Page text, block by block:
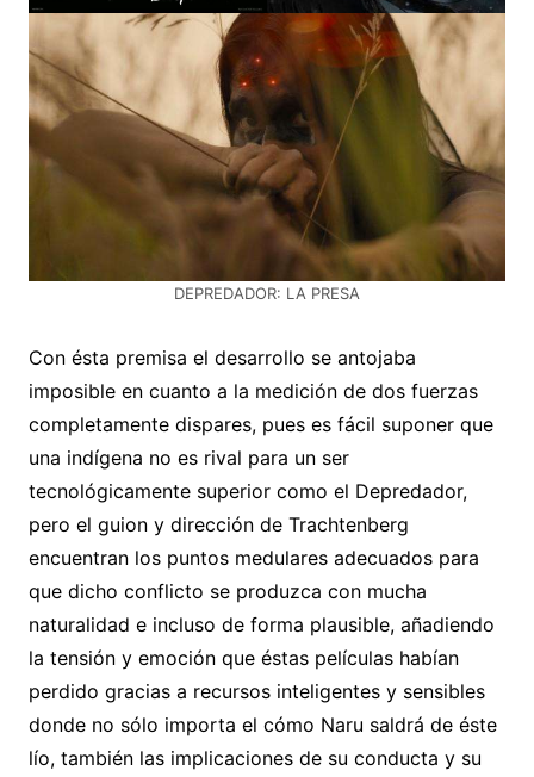
DEPREDADOR: LA PRESA
Con ésta premisa el desarrollo se antojaba
imposible en cuanto a la medición de dos fuerzas
completamente dispares, pues es fácil suponer que
una indígena no es rival para un ser
tecnológicamente superior como el Depredador,
pero el guion y dirección de Trachtenberg
encuentran los puntos medulares adecuados para
que dicho conflicto se produzca con mucha
naturalidad e incluso de forma plausible, añadiendo
la tensión y emoción que éstas películas habían
perdido gracias a recursos inteligentes y sensibles
donde no sólo importa el cómo Naru saldrá de éste
lío, también las implicaciones de su conducta y su